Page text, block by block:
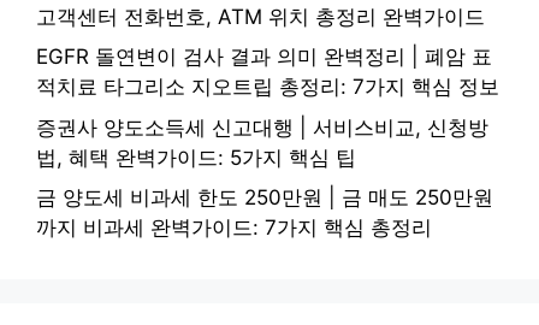
고객센터 전화번호, ATM 위치 총정리 완벽가이드
EGFR 돌연변이 검사 결과 의미 완벽정리 | 폐암 표
적치료 타그리소 지오트립 총정리: 7가지 핵심 정보
증권사 양도소득세 신고대행 | 서비스비교, 신청방
법, 혜택 완벽가이드: 5가지 핵심 팁
금 양도세 비과세 한도 250만원 | 금 매도 250만원
까지 비과세 완벽가이드: 7가지 핵심 총정리